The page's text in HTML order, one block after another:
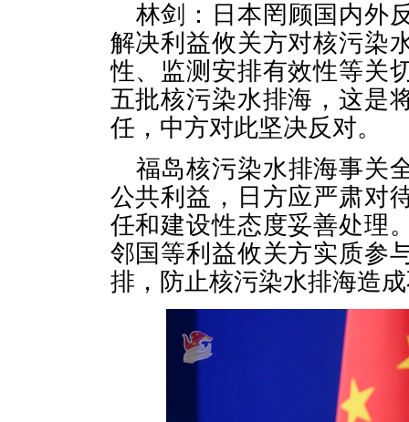
林剑：日本罔顾国内外
解决利益攸关方对核污染
性、监测安排有效性等关
五批核污染水排海，这是
任，中方对此坚决反对。
福岛核污染水排海事关
公共利益，日方应严肃对
任和建设性态度妥善处理
邻国等利益攸关方实质参
排，防止核污染水排海造